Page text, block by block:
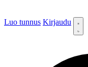
Luo tunnus Kirjaudu